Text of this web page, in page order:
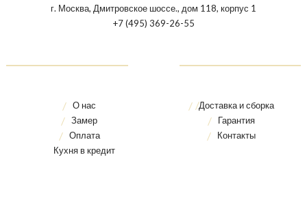
г. Москва, Дмитровское шоссе., дом 118, корпус 1
+7 (495) 369-26-55
О нас
Замер
Оплата
Кухня в кредит
Доставка и сборка
Гарантия
Контакты